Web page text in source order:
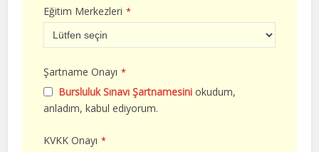
Eğitim Merkezleri *
Şartname Onayı *
Bursluluk Sınavı Şartnamesini okudum,
anladım, kabul ediyorum.
KVKK Onayı *